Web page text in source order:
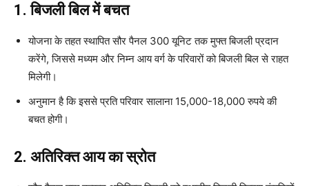
1. बिजली बिल में बचत
योजना के तहत स्थापित सौर पैनल 300 यूनिट तक मुफ्त बिजली प्रदान
करेंगे, जिससे मध्यम और निम्न आय वर्ग के परिवारों को बिजली बिल से राहत
मिलेगी।
अनुमान है कि इससे प्रति परिवार सालाना 15,000-18,000 रुपये की
बचत होगी।
2. अतिरिक्त आय का स्रोत